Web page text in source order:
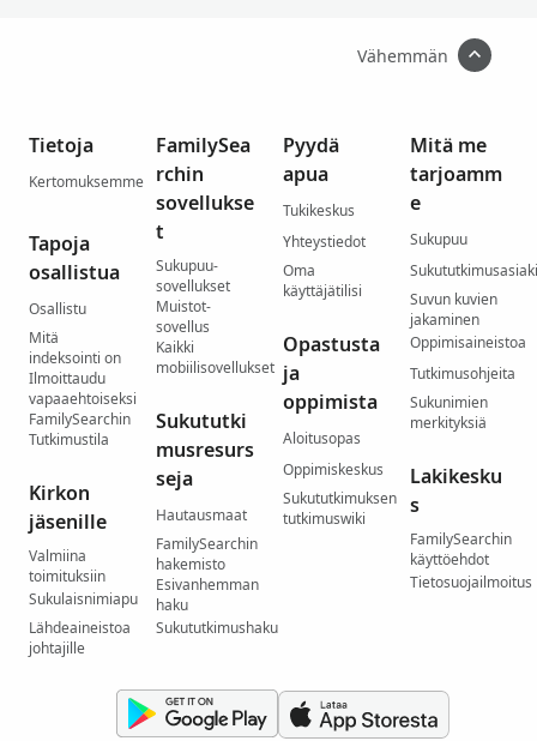
Vähemmän
Tietoja
Kertomuksemme
Tapoja
osallistua
Osallistu
Mitä
indeksointi on
Ilmoittaudu
vapaaehtoiseksi
FamilySearchin
Tutkimustila
Kirkon
jäsenille
Valmiina
toimituksiin
Sukulaisnimiapu
Lähdeaineistoa
johtajille
FamilySea
rchin
sovellukse
t
Sukupuu-
sovellukset
Muistot-
sovellus
Kaikki
mobiilisovellukset
Sukututki
musresurs
seja
Hautausmaat
FamilySearchin
hakemisto
Esivanhemman
haku
Sukututkimushaku
Pyydä
apua
Tukikeskus
Yhteystiedot
Oma
käyttäjätilisi
Opastusta
ja
oppimista
Aloitusopas
Oppimiskeskus
Sukututkimuksen
tutkimuswiki
Mitä me
tarjoamm
e
Sukupuu
Suvun kuvien
jakaminen
Oppimisaineistoa
Tutkimusohjeita
Sukunimien
merkityksiä
Lakikesku
s
FamilySearchin
käyttöehdot
Tietosuojailmoitus